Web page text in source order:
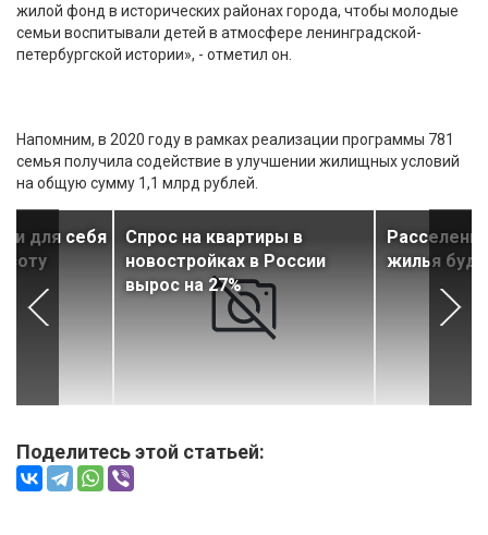
жилой фонд в исторических районах города, чтобы молодые
семьи воспитывали детей в атмосфере ленинградской-
петербургской истории», - отметил он.
Напомним, в 2020 году в рамках реализации программы 781
семья получила содействие в улучшении жилищных условий
на общую сумму 1,1 млрд рублей.
для себя
Спрос на квартиры в
новостройках в России
вырос на 27%
жилья
Поделитесь этой статьей: